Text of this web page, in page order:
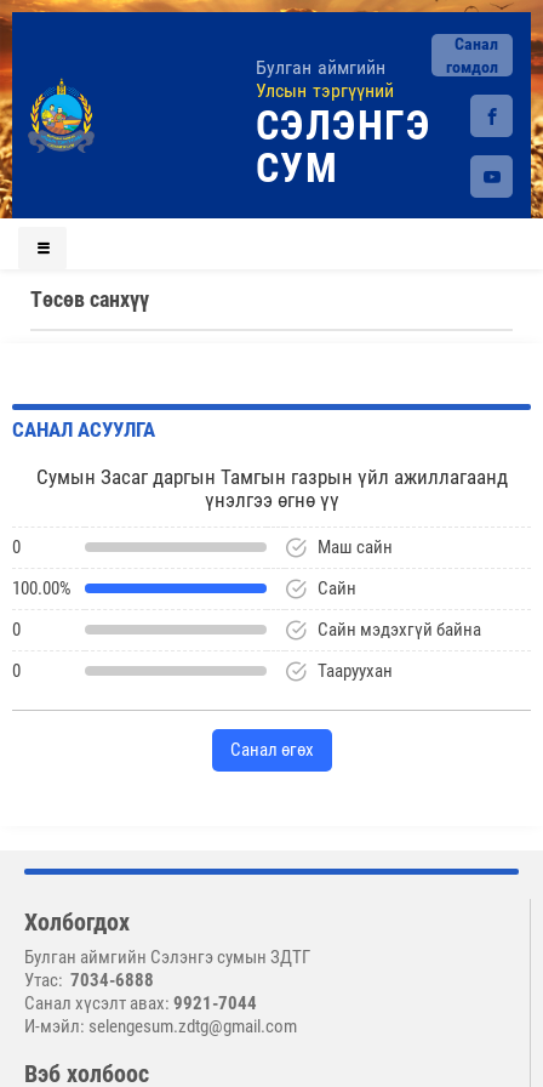
Булган аймгийн
Улсын тэргүүний
СЭЛЭНГЭ
СУМ
Санал
гомдол
Төсөв санхүү
САНАЛ АСУУЛГА
Сумын Засаг даргын Тамгын газрын үйл ажиллагаанд
үнэлгээ өгнө үү
0
Маш сайн
100.00%
Сайн
0
Сайн мэдэхгүй байна
0
Тааруухан
Санал өгөх
Холбогдох
Булган аймгийн Сэлэнгэ сумын ЗДТГ
Утас: 7034-6888
Санал хүсэлт авах: 9921-7044
И-мэйл: selengesum.zdtg@gmail.com
Вэб холбоос